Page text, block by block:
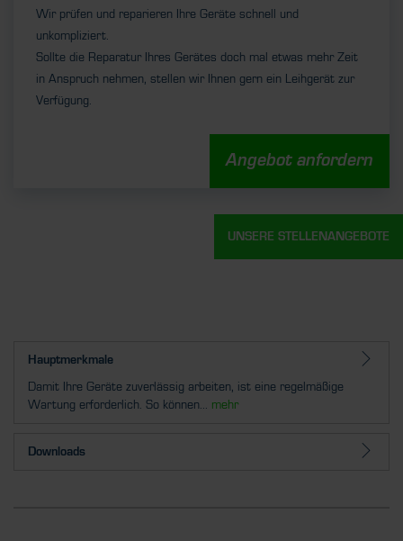
Wir prüfen und reparieren Ihre Geräte schnell und
unkompliziert.
Sollte die Reparatur Ihres Gerätes doch mal etwas mehr Zeit
in Anspruch nehmen, stellen wir Ihnen gern ein Leihgerät zur
Verfügung.
Angebot anfordern
Hauptmerkmale
Damit Ihre Geräte zuverlässig arbeiten, ist eine regelmäßige
Wartung erforderlich. So können... mehr
Downloads
UNSERE STELLENANGEBOTE